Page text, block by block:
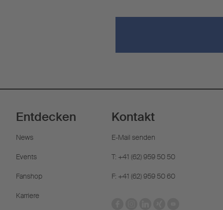
Entdecken
News
Events
Fanshop
Karriere
Kontakt
E-Mail senden
T: +41 (62) 959 50 50
F: +41 (62) 959 50 60